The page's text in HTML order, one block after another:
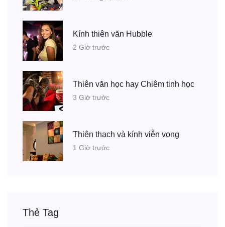
Kính thiên văn Hubble
2 Giờ trước
Thiên văn học hay Chiêm tinh học
3 Giờ trước
Thiên thạch và kính viễn vọng
1 Giờ trước
Thẻ Tag